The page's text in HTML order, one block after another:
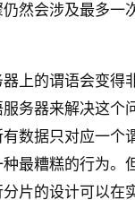
然会涉及最多一
上的谓语会变得
务器来解决这个
数据只对应一个
最糟糕的行为。
片的设计可以在